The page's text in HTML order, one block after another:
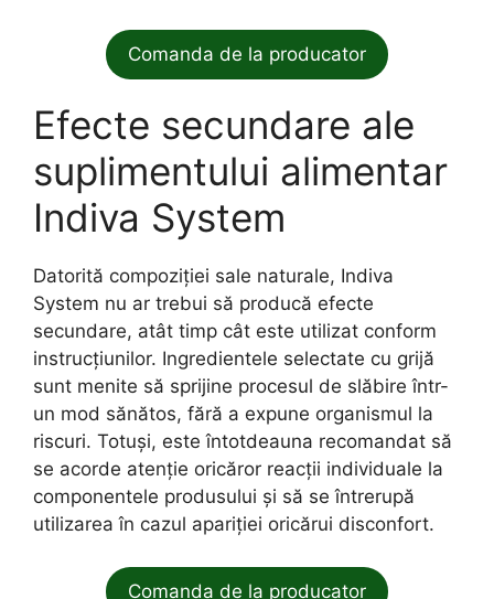
Comanda de la producator
Efecte secundare ale
suplimentului alimentar
Indiva System
Datorită compoziției sale naturale, Indiva
System nu ar trebui să producă efecte
secundare, atât timp cât este utilizat conform
instrucțiunilor. Ingredientele selectate cu grijă
sunt menite să sprijine procesul de slăbire într-
un mod sănătos, fără a expune organismul la
riscuri. Totuși, este întotdeauna recomandat să
se acorde atenție oricăror reacții individuale la
componentele produsului și să se întrerupă
utilizarea în cazul apariției oricărui disconfort.
Comanda de la producator